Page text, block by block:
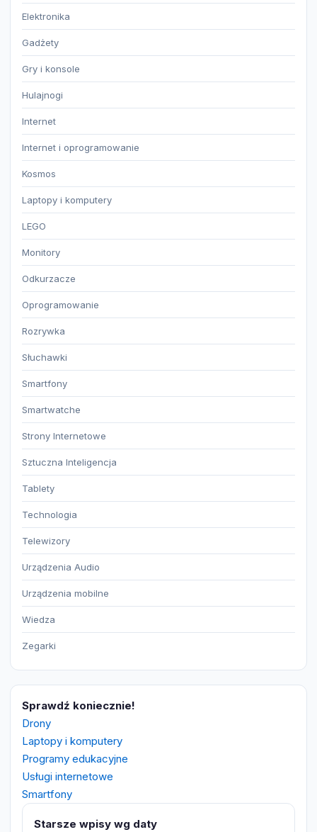
Elektronika
Gadżety
Gry i konsole
Hulajnogi
Internet
Internet i oprogramowanie
Kosmos
Laptopy i komputery
LEGO
Monitory
Odkurzacze
Oprogramowanie
Rozrywka
Słuchawki
Smartfony
Smartwatche
Strony Internetowe
Sztuczna Inteligencja
Tablety
Technologia
Telewizory
Urządzenia Audio
Urządzenia mobilne
Wiedza
Zegarki
Sprawdź koniecznie!
Drony
Laptopy i komputery
Programy edukacyjne
Usługi internetowe
Smartfony
Starsze wpisy wg daty